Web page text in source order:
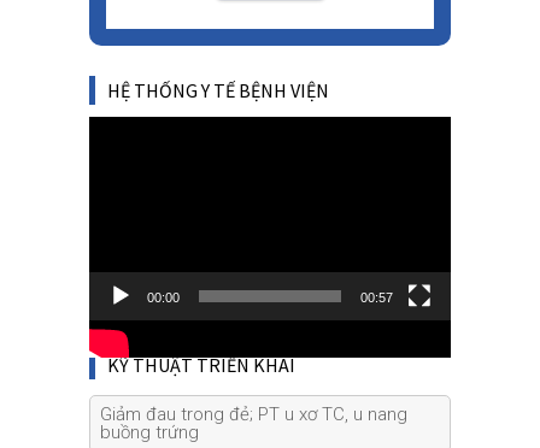
HỆ THỐNG Y TẾ BỆNH VIỆN
00:00 00:57
KỸ THUẬT TRIỂN KHAI
Giảm đau trong đẻ; PT u xơ TC, u nang
buồng trứng